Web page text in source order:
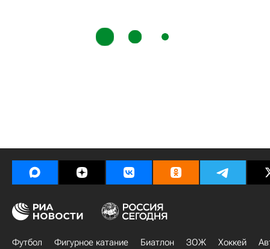
Футбол Фигурное катание Биатлон ЗОЖ Хоккей